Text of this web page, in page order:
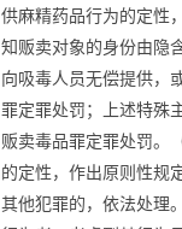
供麻精药品行为的定性
知贩卖对象的身份由隐
向吸毒人员无偿提供，
罪定罪处罚；上述特殊
贩卖毒品罪定罪处罚。
的定性，作出原则性规
其他犯罪的，依法处理